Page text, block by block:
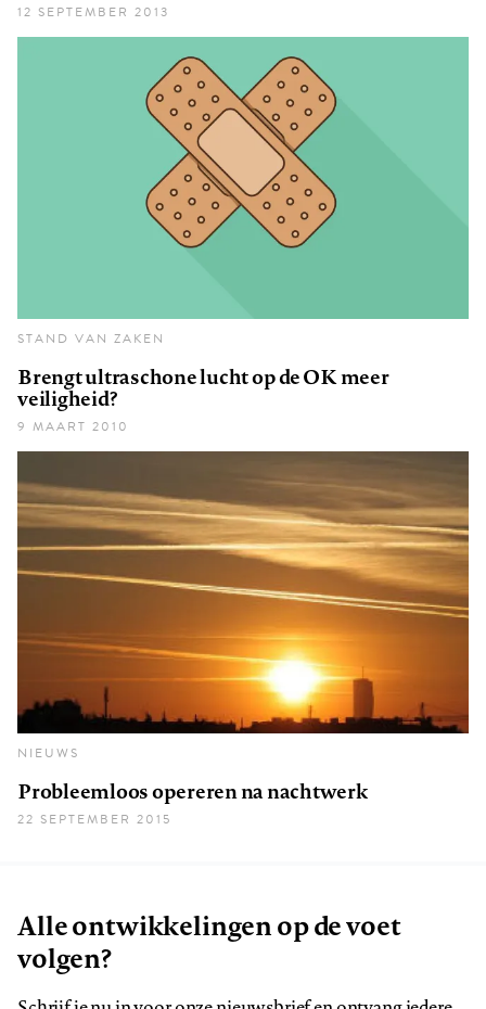
12 SEPTEMBER 2013
STAND VAN ZAKEN
Brengt ultraschone lucht op de OK meer
veiligheid?
9 MAART 2010
NIEUWS
Probleemloos opereren na nachtwerk
22 SEPTEMBER 2015
Alle ontwikkelingen op de voet
volgen?